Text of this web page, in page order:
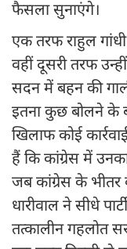
फैसला सुनाएंगे।
एक तरफ राहुल
वहीं दूसरी तरफ उन्हीं
सदन में बहन की
इतना कुछ बोलने के
खिलाफ कोई
हैं कि कांग्रेस में
जब कांग्रेस के
धारीवाल ने सीधे
तत्कालीन गहलोत